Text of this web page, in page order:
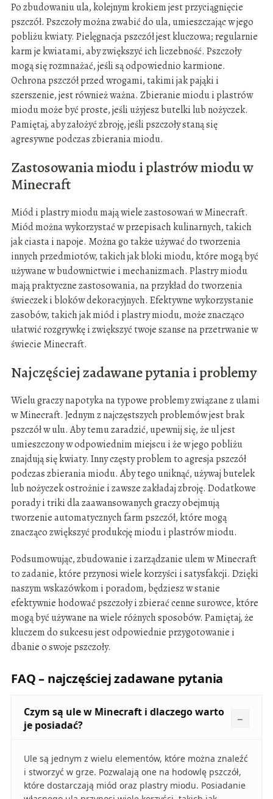
Po zbudowaniu ula, kolejnym krokiem jest przyciągnięcie
pszczół. Pszczoły można zwabić do ula, umieszczając w jego
pobliżu kwiaty. Pielęgnacja pszczół jest kluczowa; regularnie
karm je kwiatami, aby zwiększyć ich liczebność. Pszczoły
mogą się rozmnażać, jeśli są odpowiednio karmione.
Ochrona pszczół przed wrogami, takimi jak pająki i
szerszenie, jest również ważna. Zbieranie miodu i plastrów
miodu może być proste, jeśli użyjesz butelki lub nożyczek.
Pamiętaj, aby założyć zbroję, jeśli pszczoły staną się
agresywne podczas zbierania miodu.
Zastosowania miodu i plastrów miodu w
Minecraft
Miód i plastry miodu mają wiele zastosowań w Minecraft.
Miód można wykorzystać w przepisach kulinarnych, takich
jak ciasta i napoje. Można go także używać do tworzenia
innych przedmiotów, takich jak bloki miodu, które mogą być
używane w budownictwie i mechanizmach. Plastry miodu
mają praktyczne zastosowania, na przykład do tworzenia
świeczek i bloków dekoracyjnych. Efektywne wykorzystanie
zasobów, takich jak miód i plastry miodu, może znacząco
ułatwić rozgrywkę i zwiększyć twoje szanse na przetrwanie w
świecie Minecraft.
Najczęściej zadawane pytania i problemy
Wielu graczy napotyka na typowe problemy związane z ulami
w Minecraft. Jednym z najczęstszych problemów jest brak
pszczół w ulu. Aby temu zaradzić, upewnij się, że ul jest
umieszczony w odpowiednim miejscu i że w jego pobliżu
znajdują się kwiaty. Inny częsty problem to agresja pszczół
podczas zbierania miodu. Aby tego uniknąć, używaj butelek
lub nożyczek ostrożnie i zawsze zakładaj zbroję. Dodatkowe
porady i triki dla zaawansowanych graczy obejmują
tworzenie automatycznych farm pszczół, które mogą
znacząco zwiększyć produkcję miodu i plastrów miodu.
Podsumowując, zbudowanie i zarządzanie ulem w Minecraft
to zadanie, które przynosi wiele korzyści i satysfakcji. Dzięki
naszym wskazówkom i poradom, będziesz w stanie
efektywnie hodować pszczoły i zbierać cenne surowce, które
mogą być używane na wiele różnych sposobów. Pamiętaj, że
kluczem do sukcesu jest odpowiednie przygotowanie i
dbanie o swoje pszczoły.
FAQ – najczęściej zadawane pytania
Czym są ule w Minecraft i dlaczego warto
je posiadać?
Ule są jednym z wielu elementów, które można znaleźć
i stworzyć w grze. Pozwalają one na hodowlę pszczół,
które dostarczają miód oraz plastry miodu. Posiadanie